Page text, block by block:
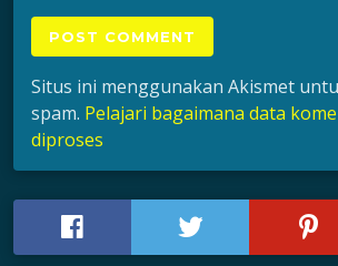
Situs ini menggunakan Akismet
spam. Pelajari bagaimana data
diproses